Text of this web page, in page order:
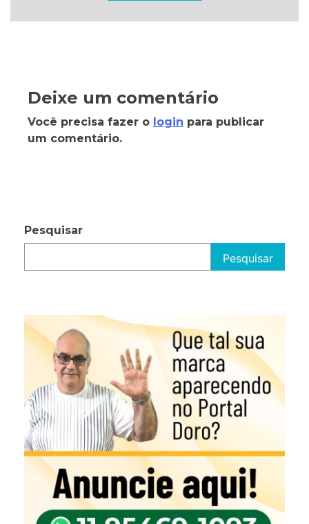
Deixe um comentário
Você precisa fazer o login para publicar
um comentário.
Pesquisar
Pesquisar